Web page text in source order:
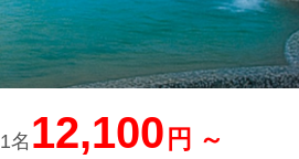
1名 12,100 円 ～